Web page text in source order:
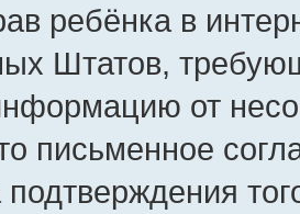
ребёнка в
Штатов,
от
письменное
подтверждения